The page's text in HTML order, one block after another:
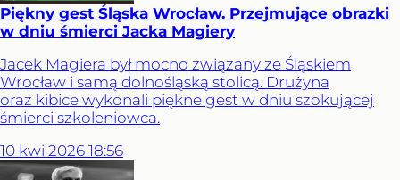
Piękny gest Śląska Wrocław. Przejmujące obrazki
w dniu śmierci Jacka Magiery
Jacek Magiera był mocno związany ze Śląskiem
Wrocław i samą dolnośląską stolicą. Drużyna
oraz kibice wykonali piękne gest w dniu szokującej
śmierci szkoleniowca.
10 kwi 2026 18:56